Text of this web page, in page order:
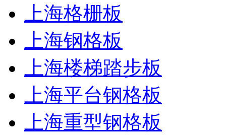
上海格栅板
上海钢格板
上海楼梯踏步板
上海平台钢格板
上海重型钢格板